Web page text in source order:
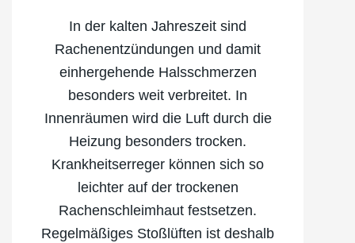
In der kalten Jahreszeit sind
Rachenentzündungen und damit
einhergehende Halsschmerzen
besonders weit verbreitet. In
Innenräumen wird die Luft durch die
Heizung besonders trocken.
Krankheitserreger können sich so
leichter auf der trockenen
Rachenschleimhaut festsetzen.
Regelmäßiges Stoßlüften ist deshalb